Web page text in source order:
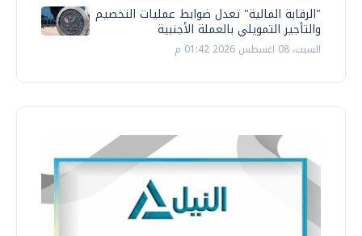
"الرقابة المالية" تعدل ضوابط عمليات التخصيم
والتأجير التمويلي بالعملة الأجنبية
السبت، 08 اغسطس 2026 01:42 م